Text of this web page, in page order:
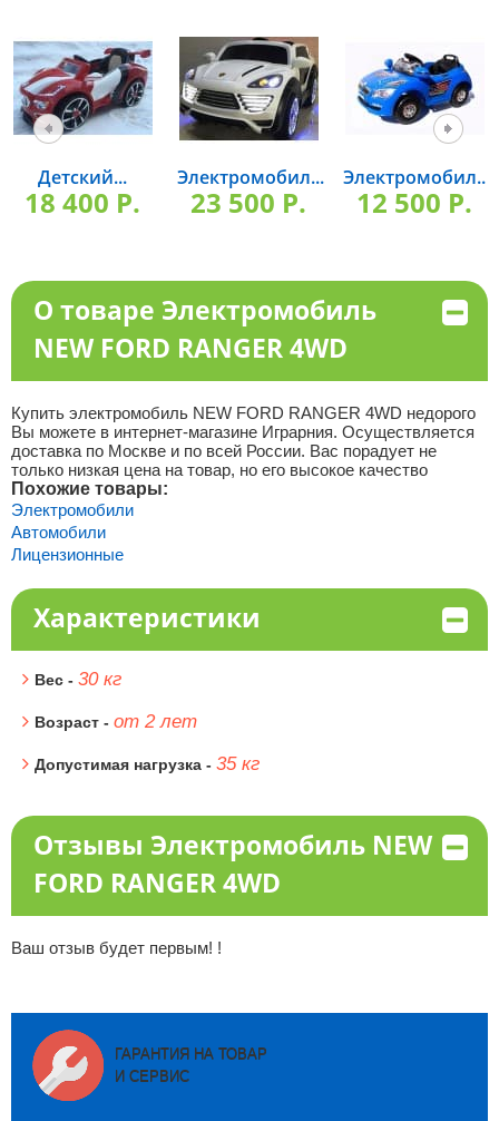
Детский...
18 400 P.
Электромобил...
23 500 P.
Электромобил...
12 500 P.
О товаре Электромобиль
NEW FORD RANGER 4WD
Купить электромобиль NEW FORD RANGER 4WD недорого
Вы можете в интернет-магазине Играрния. Осуществляется
доставка по Москве и по всей России. Вас порадует не
только низкая цена на товар, но его высокое качество
Похожие товары:
Электромобили
Автомобили
Лицензионные
Характеристики
Вес - 30 кг
Возраст - от 2 лет
Допустимая нагрузка - 35 кг
Отзывы Электромобиль NEW
FORD RANGER 4WD
Ваш отзыв будет первым! !
ГАРАНТИЯ НА ТОВАР
И СЕРВИС